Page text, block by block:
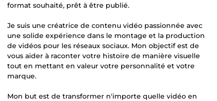
format souhaité, prêt à être publié.
Je suis une créatrice de contenu vidéo passionnée avec
une solide expérience dans le montage et la production
de vidéos pour les réseaux sociaux. Mon objectif est de
vous aider à raconter votre histoire de manière visuelle
tout en mettant en valeur votre personnalité et votre
marque.
Mon but est de transformer n'importe quelle vidéo en